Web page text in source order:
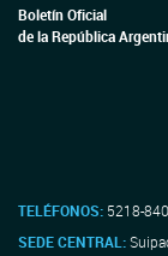
Boletín Oficial
de la República
TELÉFONOS: 5218-
SEDE CENTRAL: